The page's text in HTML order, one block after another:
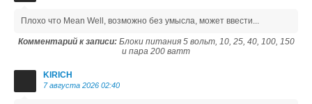
Плохо что Mean Well, возможно без умысла, может ввести...
Комментарий к записи:Блоки питания 5 вольт, 10, 25, 40, 100, 150
и пара 200 ватт
KIRICH
7 августа 2026 02:40